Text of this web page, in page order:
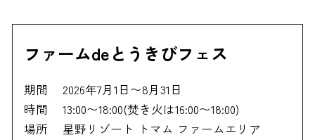
ファームdeとうきびフェス
期間
2026年7月1日〜8月31日
時間
13:00〜18:00(焚き火は16:00〜18:00)
場所
星野リゾート トマム ファームエリア